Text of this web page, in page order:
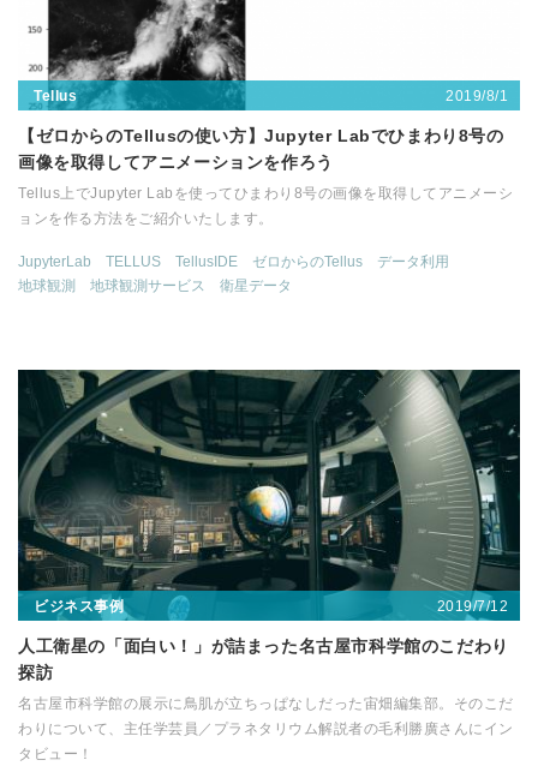
Tellus 2019/8/1
【ゼロからのTellusの使い方】Jupyter Labでひまわり8号の
画像を取得してアニメーションを作ろう
Tellus上でJupyter Labを使ってひまわり8号の画像を取得してアニメーシ
ョンを作る方法をご紹介いたします。
JupyterLab TELLUS TellusIDE ゼロからのTellus
データ利用
地球観測
地球観測サービス 衛星データ
ビジネス事例 2019/7/12
人工衛星の「面白い！」が詰まった名古屋市科学館のこだわり
探訪
名古屋市科学館の展示に鳥肌が立ちっぱなしだった宙畑編集部。そのこだ
わりについて、主任学芸員／プラネタリウム解説者の毛利勝廣さんにイン
タビュー！